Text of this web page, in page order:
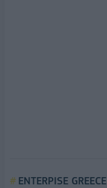
ENTERPISE GREECE